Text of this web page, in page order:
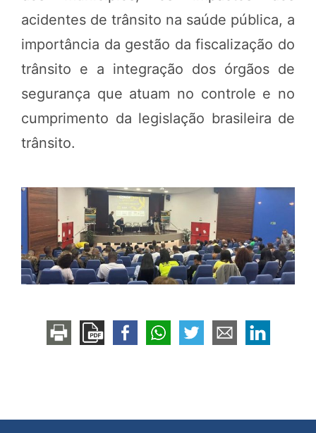
acidentes de trânsito na saúde pública, a
importância da gestão da fiscalização do
trânsito e a integração dos órgãos de
segurança que atuam no controle e no
cumprimento da legislação brasileira de
trânsito.